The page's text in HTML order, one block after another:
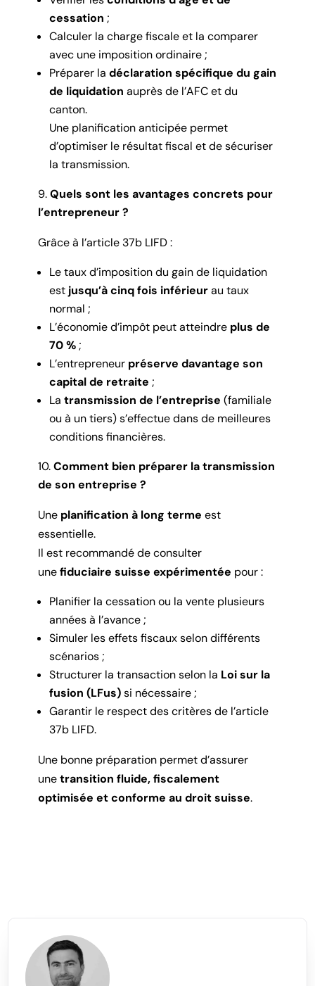
cessation ;
Calculer la charge fiscale et la comparer
avec une imposition ordinaire ;
Préparer la déclaration spécifique du gain
de liquidation auprès de l’AFC et du
canton.
Une planification anticipée permet
d’optimiser le résultat fiscal et de sécuriser
la transmission.
Quels sont les avantages concrets pour
l’entrepreneur ?
Grâce à l’article 37b LIFD :
Le taux d’imposition du gain de liquidation
est jusqu’à cinq fois inférieurau taux
normal ;
L’économie d’impôt peut atteindre plus de
70 %;
L’entrepreneur préserve davantage son
capital de retraite ;
La transmission de l’entreprise (familiale
ou à un tiers) s’effectue dans de meilleures
conditions financières.
Comment bien préparer la transmission
de son entreprise ?
Une planification à long terme est
essentielle.
Il est recommandé de consulter
unefiduciaire suisse expérimentée pour :
Planifier la cessation ou la vente plusieurs
années à l’avance ;
Simuler les effets fiscaux selon différents
scénarios ;
Structurer la transaction selon la Loi sur la
fusion (LFus)si nécessaire ;
Garantir le respect des critères de l’article
37b LIFD.
Une bonne préparation permet d’assurer
unetransition fluide, fiscalement
optimisée et conforme au droit suisse.